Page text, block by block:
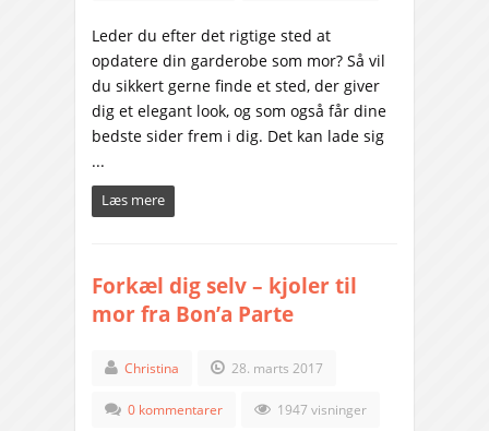
Leder du efter det rigtige sted at
opdatere din garderobe som mor? Så vil
du sikkert gerne finde et sted, der giver
dig et elegant look, og som også får dine
bedste sider frem i dig. Det kan lade sig
...
Læs mere
Forkæl dig selv – kjoler til
mor fra Bon’a Parte
Christina 28. marts 2017
0 kommentarer 1947 visninger